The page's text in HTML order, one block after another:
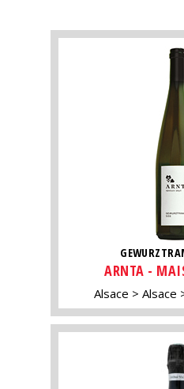
Magazine
ARNTA -
Alsace Alsace